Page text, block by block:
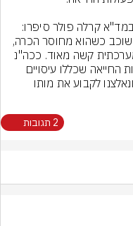
ללא דופק וללא נשימה וסובל מחבלה רב מערכתית קשה מאוד. ככה"נ
2 תגובות